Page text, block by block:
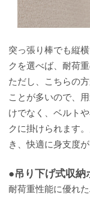
突っ張り棒でも縦
クを選べば、耐荷
ただし、こちらの
ことが多いので、
けでなく、ベルト
クに掛けられます
き、快適に身支度
●吊り下げ式収納
耐荷重性能に優れ